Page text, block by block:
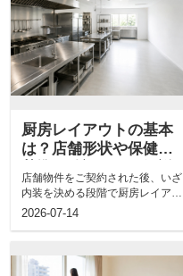
厨房レイアウトの基本
は？店舗形状や保健所
店舗物件をご契約された後、いざ
内装を決める段階で厨房レイアウ
トに頭を悩ませていませんか。効
2026-07-14